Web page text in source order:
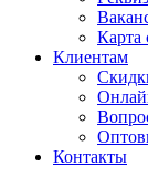
Карта
Клиентам
Контакты